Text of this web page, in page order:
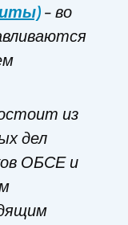
– во
из
дел
ОБСЕ и